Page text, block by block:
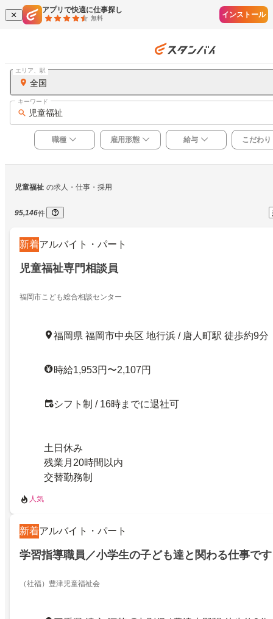
アプリで快適に仕事探し
無料 インストール
全国
エリア、駅
児童福祉
キーワード
職種 雇用形態 給与 こだわり
児童福祉 の求人・仕事・採用
95,146件
新着アルバイト・パート
児童福祉専門相談員
福岡市こども総合相談センター
福岡県 福岡市中央区 地行浜 / 唐人町駅 徒歩約9分
時給1,953円〜2,107円
シフト制 / 16時までに退社可
土日休み
残業月20時間以内
交替勤務制
人気
新着アルバイト・パート
学習指導職員／小学生の子ども達と関わる仕事で
（社福）豊津児童福祉会